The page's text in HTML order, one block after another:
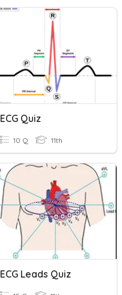
ECG Quiz
10 Q 11th
ECG Leads Quiz